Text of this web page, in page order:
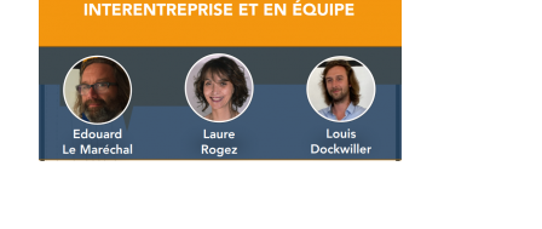
LES CLUBS DES PLACES TERTIAIRES
VERIQUALIS